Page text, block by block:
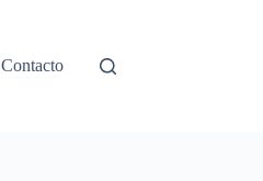
Contacto